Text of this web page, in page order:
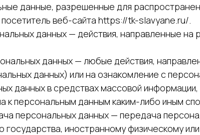
данные, разрешенные для
веб-сайта https://tk-slavyane.ru/.
данных — действия, направленные
данных — любые действия,
данных) или на ознакомление с
данных в средствах массовой
к персональным данным каким-либо иным
персональных данных — передача
государства, иностранному физическому